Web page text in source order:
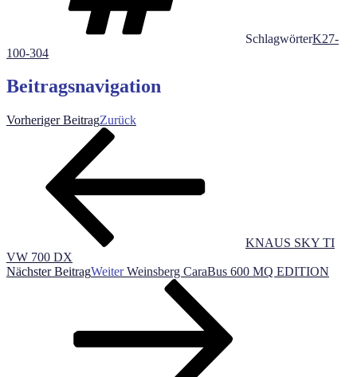
SchlagwörterK27-
100-304
Beitragsnavigation
Vorheriger BeitragZurück
KNAUS SKY TI
VW 700 DX
Nächster BeitragWeiter Weinsberg CaraBus 600 MQ EDITION